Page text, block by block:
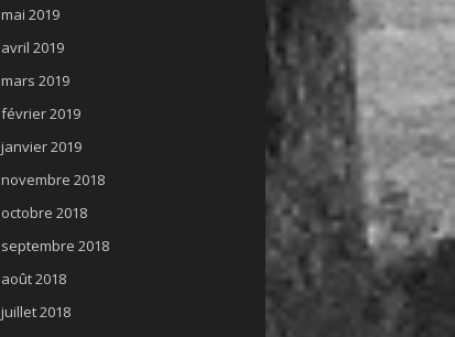
mai 2019
avril 2019
mars 2019
février 2019
janvier 2019
novembre 2018
octobre 2018
septembre 2018
août 2018
juillet 2018